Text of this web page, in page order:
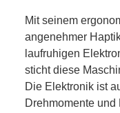
Mit seinem
angenehmer
laufruhigen
sticht diese
Die Elektronik ist
Drehmomente und